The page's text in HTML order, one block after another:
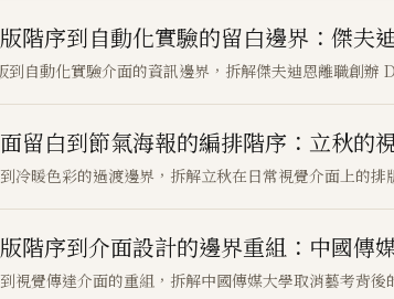
階序到自動化實驗的留白邊界：傑
到自動化實驗介面的資訊邊界，拆解傑夫迪恩離職創
留白到節氣海報的編排階序：立秋的
冷暖色彩的過渡邊界，拆解立秋在日常視覺介面上的排
階序到介面設計的邊界重組：中國傳
視覺傳達介面的重組，拆解中國傳媒大學取消藝考背後